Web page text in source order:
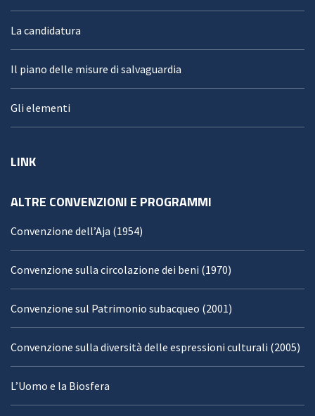
La candidatura
Il piano delle misure di salvaguardia
Gli elementi
LINK
ALTRE CONVENZIONI E PROGRAMMI
Convenzione dell’Aja (1954)
Convenzione sulla circolazione dei beni (1970)
Convenzione sul Patrimonio subacqueo (2001)
Convenzione sulla diversità delle espressioni culturali (2005)
L’Uomo e la Biosfera